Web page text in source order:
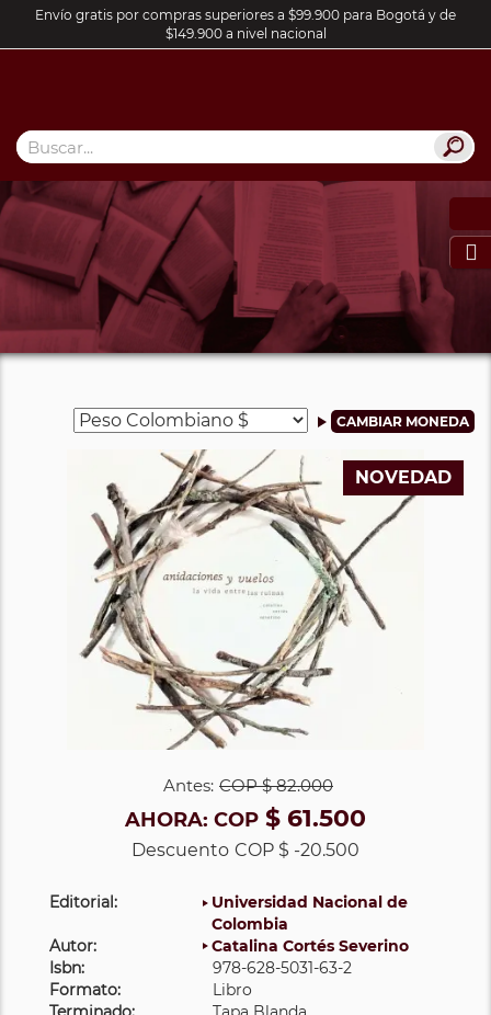
Envío gratis por compras superiores a $99.900 para Bogotá y de
$149.900 a nivel nacional

NOVEDAD
Antes: COP$ 82.000
AHORA: COP $ 61.500
Descuento COP $ -20.500
Editorial:
Universidad Nacional de
Colombia
Autor:
Catalina Cortés Severino
Isbn:
978-628-5031-63-2
Formato:
Libro